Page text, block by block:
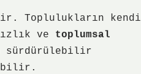
Toplulukların kendi
ve toplumsal
sürdürülebilir